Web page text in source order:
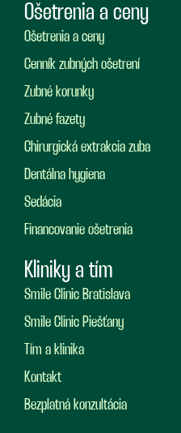
Ošetrenia a ceny
Ošetrenia a ceny
Cenník zubných ošetrení
Zubné korunky
Zubné fazety
Chirurgická extrakcia zuba
Dentálna hygiena
Sedácia
Financovanie ošetrenia
Kliniky a tím
Smile Clinic Bratislava
Smile Clinic Piešťany
Tím a klinika
Kontakt
Bezplatná konzultácia